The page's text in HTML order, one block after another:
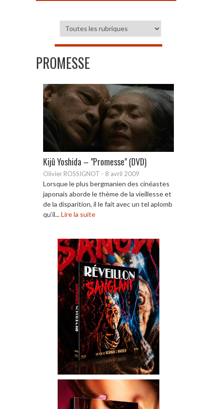
PROMESSE
Kijû Yoshida – "Promesse" (DVD)
Olivier ROSSIGNOT - 8 avril 2009
Lorsque le plus bergmanien des cinéastes
japonais aborde le thème de la vieillesse et
de la disparition, il le fait avec un tel aplomb
qu’il...Lire la suite